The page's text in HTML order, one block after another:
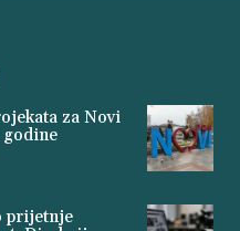
za Novi
prijetnje